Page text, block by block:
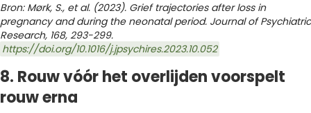
Bron: Mørk, S., et al. (2023). Grief trajectories after loss in
pregnancy and during the neonatal period. Journal of Psychiatric
Research, 168, 293-299.
https://doi.org/10.1016/j.jpsychires.2023.10.052
8. Rouw vóór het overlijden voorspelt
rouw erna